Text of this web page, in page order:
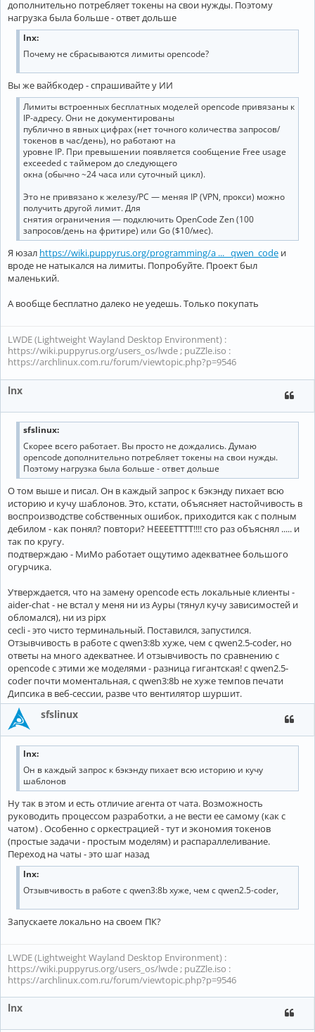
дополнительно потребляет токены на свои нужды. Поэтому
нагрузка была больше - ответ дольше
lnx:
Почему не сбрасываются лимиты opencode?
Вы же вайбкодер - спрашивайте у ИИ
Лимиты встроенных бесплатных моделей opencode привязаны к
IP-адресу. Они не документированы
публично в явных цифрах (нет точного количества запросов/
токенов в час/день), но работают на
уровне IP. При превышении появляется сообщение Free usage
exceeded с таймером до следующего
окна (обычно ~24 часа или суточный цикл).
Это не привязано к железу/PC — меняя IP (VPN, прокси) можно
получить другой лимит. Для
снятия ограничения — подключить OpenCode Zen (100
запросов/день на фритире) или Go ($10/мес).
Я юзал https://wiki.puppyrus.org/programming/a ... _qwen_code и
вроде не натыкался на лимиты. Попробуйте. Проект был
маленький.
А вообще бесплатно далеко не уедешь. Только покупать
LWDE (Lightweight Wayland Desktop Environment) :
https://wiki.puppyrus.org/users_os/lwde ; puZZle.iso :
https://archlinux.com.ru/forum/viewtopic.php?p=9546
lnx
sfslinux:
Скорее всего работает. Вы просто не дождались. Думаю
opencode дополнительно потребляет токены на свои нужды.
Поэтому нагрузка была больше - ответ дольше
О том выше и писал. Он в каждый запрос к бэкэнду пихает всю
историю и кучу шаблонов. Это, кстати, объясняет настойчивость в
воспроизводстве собственных ошибок, приходится как с полным
дебилом - как понял? повтори? НЕЕЕЕТТТТ!!!! сто раз объяснял ..... и
так по кругу.
подтверждаю - МиМо работает ощутимо адекватнее большого
огурчика.
Утверждается, что на замену opencode есть локальные клиенты -
aider-chat - не встал у меня ни из Ауры (тянул кучу зависимостей и
обломался), ни из pipx
cecli - это чисто терминальный. Поставился, запустился.
Отзывчивость в работе с qwen3:8b хуже, чем с qwen2.5-coder, но
ответы на много адекватнее. И отзывчивость по сравнению с
opencode с этими же моделями - разница гигантская! с qwen2.5-
coder почти моментальная, с qwen3:8b не хуже темпов печати
Дипсика в веб-сессии, разве что вентилятор шуршит.
sfslinux
lnx:
Он в каждый запрос к бэкэнду пихает всю историю и кучу
шаблонов
Ну так в этом и есть отличие агента от чата. Возможность
руководить процессом разработки, а не вести ее самому (как с
чатом) . Особенно с оркестрацией - тут и экономия токенов
(простые задачи - простым моделям) и распараллеливание.
Переход на чаты - это шаг назад
lnx:
Отзывчивость в работе с qwen3:8b хуже, чем с qwen2.5-coder,
Запускаете локально на своем ПК?
LWDE (Lightweight Wayland Desktop Environment) :
https://wiki.puppyrus.org/users_os/lwde ; puZZle.iso :
https://archlinux.com.ru/forum/viewtopic.php?p=9546
lnx